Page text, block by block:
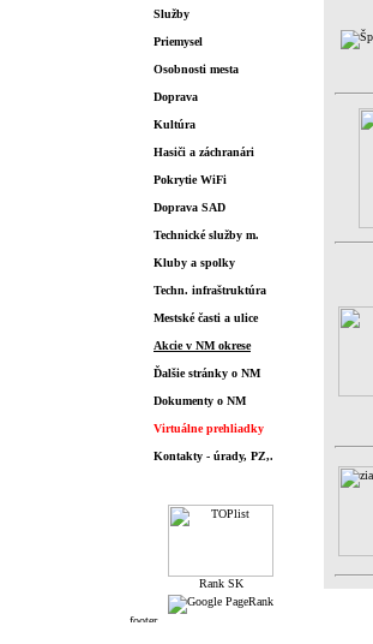
Služby
Priemysel
Osobnosti mesta
Doprava
Kultúra
Hasiči a záchranári
Pokrytie WiFi
Doprava SAD
Technické služby m.
Kluby a spolky
Techn. infraštruktúra
Mestské časti a ulice
Akcie v NM okrese
Ďalšie stránky o NM
Dokumenty o NM
Virtuálne prehliadky
Kontakty - úrady, PZ,.